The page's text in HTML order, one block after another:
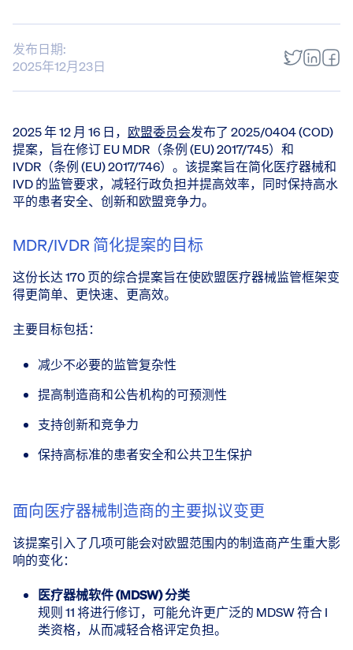
发布日期:
2025年12月23日
2025 年 12 月 16 日， 欧盟委员会发布了 2025/0404 (COD)
提案，旨在修订 EU MDR（条例 (EU) 2017/745）和
IVDR（条例 (EU) 2017/746）。该提案旨在简化医疗器械和
IVD 的监管要求，减轻行政负担并提高效率，同时保持高水
平的患者安全、创新和欧盟竞争力。
MDR/IVDR 简化提案的目标
这份长达 170 页的综合提案旨在使欧盟医疗器械监管框架变
得更简单、更快速、更高效。
主要目标包括：
减少不必要的监管复杂性
提高制造商和公告机构的可预测性
支持创新和竞争力
保持高标准的患者安全和公共卫生保护
面向医疗器械制造商的主要拟议变更
该提案引入了几项可能会对欧盟范围内的制造商产生重大影
响的变化：
医疗器械软件 (MDSW) 分类
规则 11 将进行修订，可能允许更广泛的 MDSW 符合 I
类资格，从而减轻合格评定负担。